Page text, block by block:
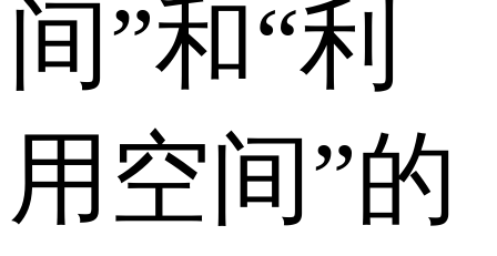
间”和“利
用空间”的